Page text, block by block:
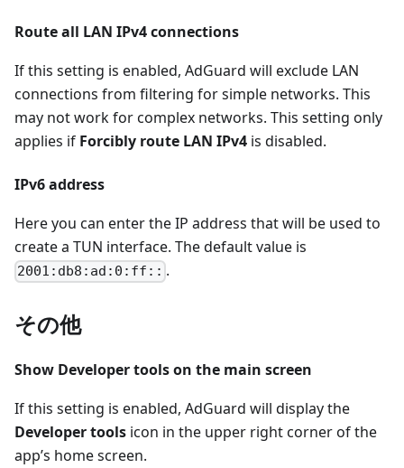
Route all LAN IPv4 connections
If this setting is enabled, AdGuard will exclude LAN
connections from filtering for simple networks. This
may not work for complex networks. This setting only
applies if Forcibly route LAN IPv4 is disabled.
IPv6 address
Here you can enter the IP address that will be used to
create a TUN interface. The default value is
2001:db8:ad:0:ff:: .
その他
Show Developer tools on the main screen
If this setting is enabled, AdGuard will display the
Developer tools icon in the upper right corner of the
app’s home screen.